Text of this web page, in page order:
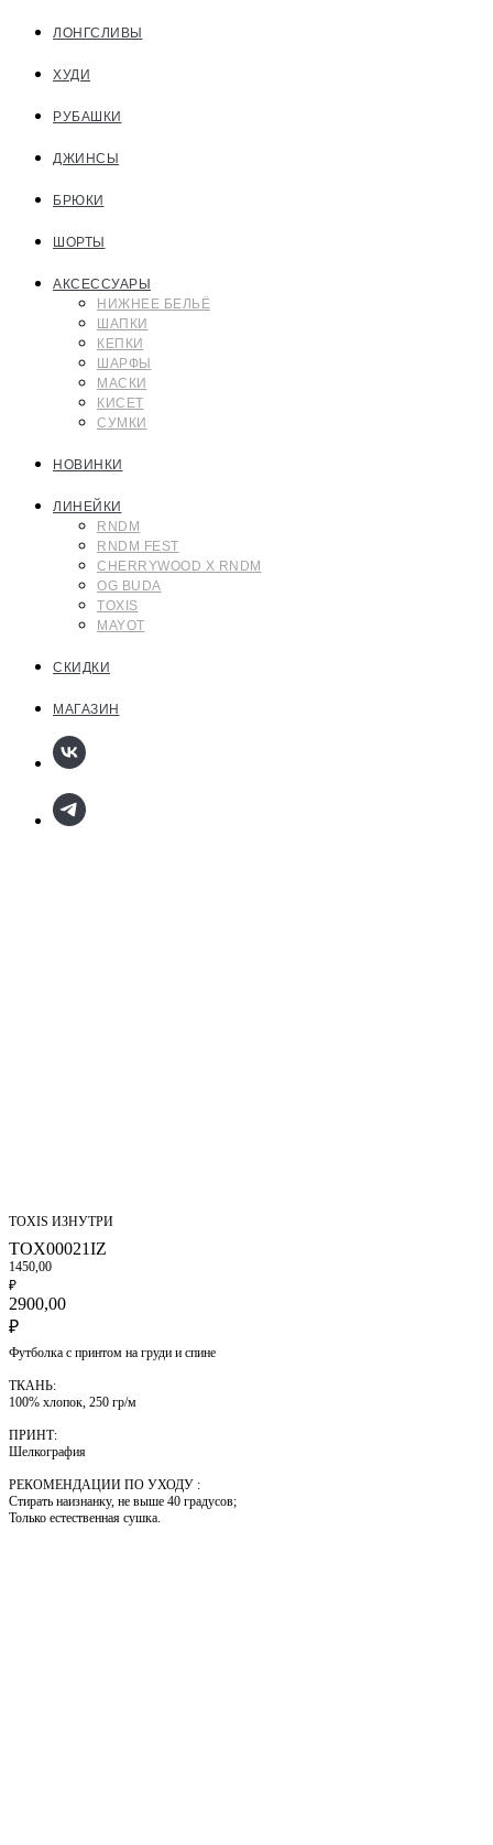
ЛОНГСЛИВЫ
ХУДИ
РУБАШКИ
ДЖИНСЫ
БРЮКИ
ШОРТЫ
АКСЕССУАРЫ
НИЖНЕЕ БЕЛЬЁ
ШАПКИ
КЕПКИ
ШАРФЫ
МАСКИ
КИСЕТ
СУМКИ
НОВИНКИ
ЛИНЕЙКИ
RNDM
RNDM FEST
CHERRYWOOD X RNDM
OG BUDA
TOXIS
MAYOT
СКИДКИ
МАГАЗИН
TOXIS ИЗНУТРИ
TOX00021IZ
1450,00
₽
2900,00
₽
Футболка с принтом на груди и спине
ТКАНЬ:
100% хлопок, 250 гр/м
ПРИНТ:
Шелкография
РЕКОМЕНДАЦИИ ПО УХОДУ :
Стирать наизнанку, не выше 40 градусов;
Только естественная сушка.